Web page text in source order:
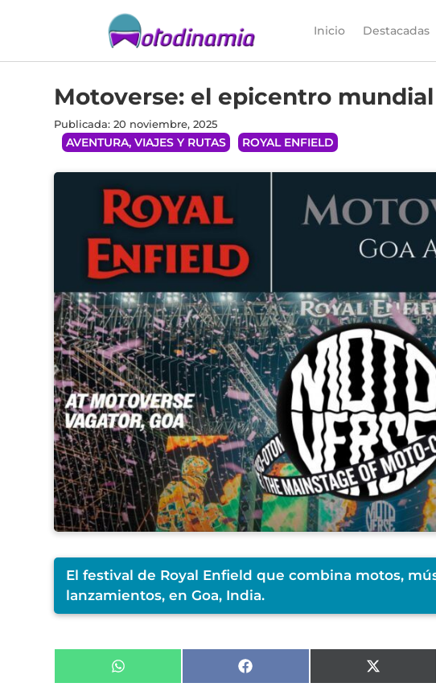
Inicio Destacadas
Motoverse: el epicentro
Publicada: 20 noviembre, 2025
AVENTURA, VIAJES Y RUTAS ROYAL ENFIELD
El festival de Royal Enfield que combina motos,
lanzamientos, en Goa, India.
Compartir
Compartir
Compartir